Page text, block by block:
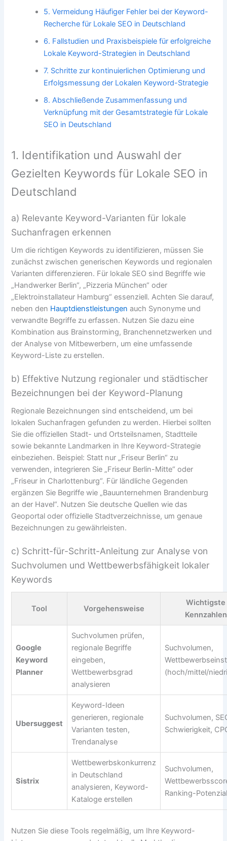
5. Vermeidung Häufiger Fehler bei der Keyword-
Recherche für Lokale SEO in Deutschland
6. Fallstudien und Praxisbeispiele für erfolgreiche
Lokale Keyword-Strategien in Deutschland
7. Schritte zur kontinuierlichen Optimierung und
Erfolgsmessung der Lokalen Keyword-Strategie
8. Abschließende Zusammenfassung und
Verknüpfung mit der Gesamtstrategie für Lokale
SEO in Deutschland
1. Identifikation und Auswahl der
Gezielten Keywords für Lokale SEO in
Deutschland
a) Relevante Keyword-Varianten für lokale
Suchanfragen erkennen
Um die richtigen Keywords zu identifizieren, müssen Sie
zunächst zwischen generischen Keywords und regionalen
Varianten differenzieren. Für lokale SEO sind Begriffe wie
„Handwerker Berlin“, „Pizzeria München“ oder
„Elektroinstallateur Hamburg“ essenziell. Achten Sie darauf,
neben den Hauptdienstleistungen auch Synonyme und
verwandte Begriffe zu erfassen. Nutzen Sie dazu eine
Kombination aus Brainstorming, Branchennetzwerken und
der Analyse von Mitbewerbern, um eine umfassende
Keyword-Liste zu erstellen.
b) Effektive Nutzung regionaler und städtischer
Bezeichnungen bei der Keyword-Planung
Regionale Bezeichnungen sind entscheidend, um bei
lokalen Suchanfragen gefunden zu werden. Hierbei sollten
Sie die offiziellen Stadt- und Ortsteilsnamen, Stadtteile
sowie bekannte Landmarken in Ihre Keyword-Strategie
einbeziehen. Beispiel: Statt nur „Friseur Berlin“ zu
verwenden, integrieren Sie „Friseur Berlin-Mitte“ oder
„Friseur in Charlottenburg“. Für ländliche Gegenden
ergänzen Sie Begriffe wie „Bauunternehmen Brandenburg
an der Havel“. Nutzen Sie deutsche Quellen wie das
Geoportal oder offizielle Stadtverzeichnisse, um genaue
Bezeichnungen zu gewährleisten.
c) Schritt-für-Schritt-Anleitung zur Analyse von
Suchvolumen und Wettbewerbsfähigkeit lokaler
Keywords
Tool Vorgehensweise
Wichtigste
Kennzahlen
Google
Keyword
Planner
Suchvolumen prüfen,
regionale Begriffe
eingeben,
Wettbewerbsgrad
analysieren
Suchvolumen,
(hoch/mittel/
Ubersuggest
Keyword-Ideen
generieren, regionale
Varianten testen,
Trendanalyse
Suchvolumen,
Schwierigkeit,
Sistrix
Wettbewerbskonkurrenz
in Deutschland
analysieren, Keyword-
Kataloge erstellen
Suchvolumen,
Ranking-
Nutzen Sie diese Tools regelmäßig, um Ihre Keyword-